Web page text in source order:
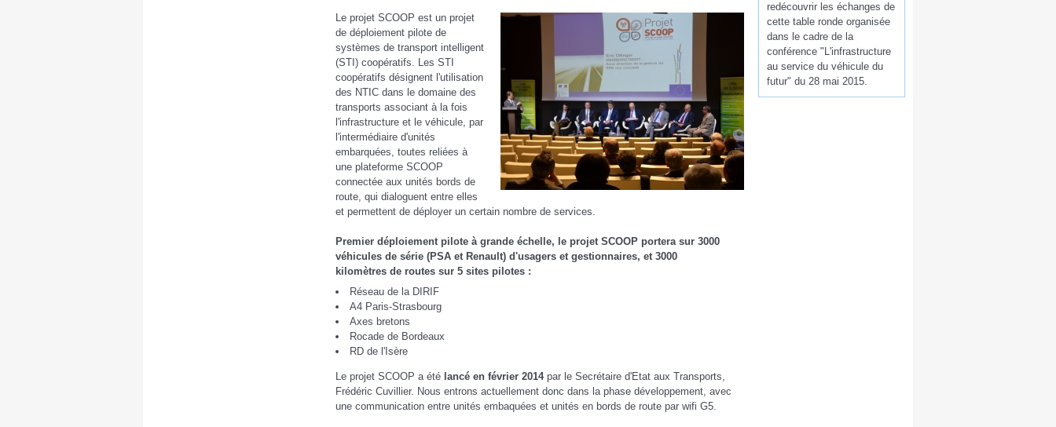
Le projet SCOOP est un projet
de déploiement pilote de
systèmes de transport intelligent
(STI) coopératifs. Les STI
coopératifs désignent l'utilisation
des NTIC dans le domaine des
transports associant à la fois
l'infrastructure et le véhicule, par
l'intermédiaire d'unités
embarquées, toutes reliées à
une plateforme SCOOP
connectée aux unités bords de
route, qui dialoguent entre elles
et permettent de déployer un certain nombre de services.
Premier déploiement pilote à grande échelle, le projet SCOOP portera sur 3000
véhicules de série (PSA et Renault) d'usagers et gestionnaires, et 3000
kilomètres de routes sur 5 sites pilotes :
Réseau de la DIRIF
A4 Paris-Strasbourg
Axes bretons
Rocade de Bordeaux
RD de l'Isère
Le projet SCOOP a été lancé en février 2014 par le Secrétaire d'Etat aux Transports,
Frédéric Cuvillier. Nous entrons actuellement donc dans la phase développement, avec
une communication entre unités embaquées et unités en bords de route par wifi G5.
redécouvrir les échanges de
cette table ronde organisée
dans le cadre de la
conférence "L'infrastructure
au service du véhicule du
futur" du 28 mai 2015.